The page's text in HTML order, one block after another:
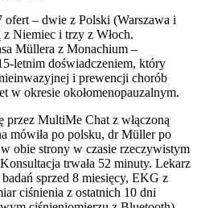
ofert – dwie z Polski (Warszawa i
Niemiec i trzy z Włoch.
Müllera z Monachium –
letnim doświadczeniem, który
i prewencji chorób
w okresie okołomenopauzalnym.
przez MultiMe Chat z włączoną
mówiła po polsku, dr Müller po
w obie strony w czasie rzeczywistym
trwała 52 minuty. Lekarz
sprzed 8 miesięcy, EKG z
ciśnienia z ostatnich 10 dni